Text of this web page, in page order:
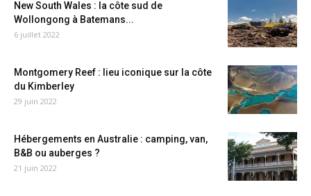
New South Wales : la côte sud de
Wollongong à Batemans...
6 juillet 2022
Montgomery Reef : lieu iconique sur la côte
du Kimberley
29 juin 2022
Hébergements en Australie : camping, van,
B&B ou auberges ?
21 juin 2022